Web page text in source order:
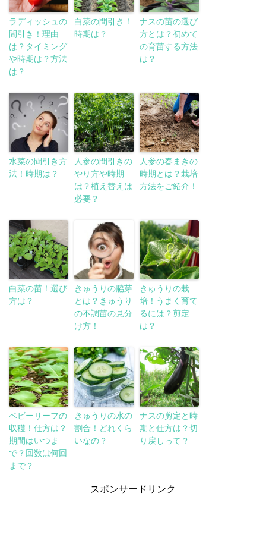
ラディッシュの
間引き！理由
は？タイミング
や時期は？方法
は？
白菜の間引き！
時期は？
ナスの苗の選び
方とは？初めて
の育苗する方法
は？
水菜の間引き方
法！時期は？
人参の間引きの
やり方や時期
は？植え替えは
必要？
人参の春まきの
時期とは？栽培
方法をご紹介！
白菜の苗！選び
方は？
きゅうりの脇芽
とは？きゅうり
の不調苗の見分
け方！
きゅうりの栽
培！うまく育て
るには？剪定
は？
ベビーリーフの
収穫！仕方は？
期間はいつま
で？回数は何回
まで？
きゅうりの水の
割合！どれくら
いなの？
ナスの剪定と時
期と仕方は？切
り戻しって？
スポンサードリンク